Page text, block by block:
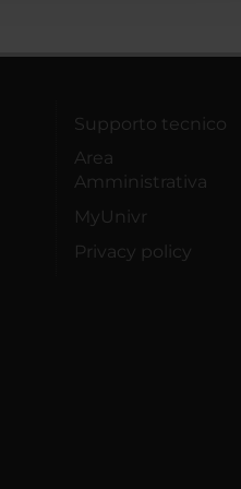
Supporto tecnico
Area
Amministrativa
MyUnivr
Privacy policy